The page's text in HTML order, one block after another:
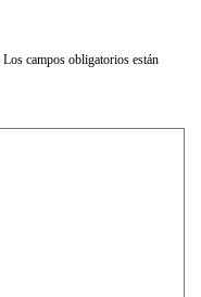
Los campos obligatorios están